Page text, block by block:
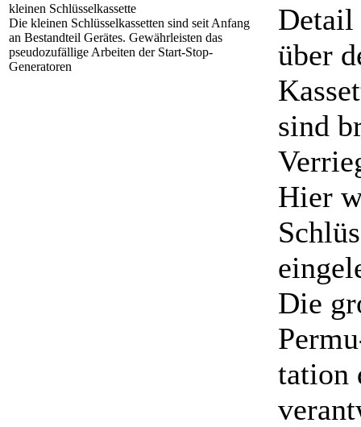
kleinen Schlüsselkassette
Die kleinen Schlüsselkassetten sind seit Anfang
an Bestandteil Gerätes. Gewährleisten das
pseudozufällige Arbeiten der Start-Stop-
Generatoren
Detail
über
sind
Hier
Die
tation